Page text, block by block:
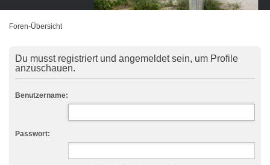
Foren-Übersicht
Du musst registriert und angemeldet sein, um Profile
anzuschauen.
Benutzername:
Passwort: